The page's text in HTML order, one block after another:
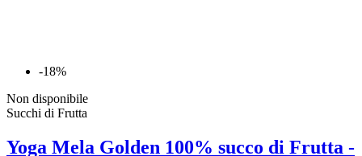
-18%
Non disponibile
Succhi di Frutta
Yoga Mela Golden 100% succo di Frutta -